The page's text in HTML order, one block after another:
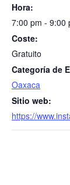
Hora:
7:00 pm - 9:00
Coste:
Gratuito
Categoría de
Oaxaca
Sitio web:
https://